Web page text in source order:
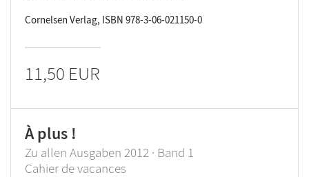
Cornelsen Verlag, ISBN 978-3-06-021150-0
11,50 EUR
À plus !
Zu allen Ausgaben 2012 · Band 1
Cahier de vacances